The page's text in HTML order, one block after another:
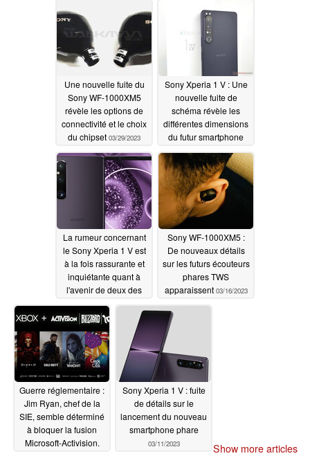
Une nouvelle fuite du
Sony WF-1000XM5
révèle les options de
connectivité et le choix
du chipset 03/29/2023
Sony Xperia 1 V : Une
nouvelle fuite de
schéma révèle les
différentes dimensions
du futur smartphone
03/23/2023
La rumeur concernant
le Sony Xperia 1 V est
à la fois rassurante et
inquiétante quant à
l'avenir de deux des
appréciées de la
gamme Xperia
03/18/2023
Sony WF-1000XM5 :
De nouveaux détails
sur les futurs écouteurs
phares TWS
apparaissent 03/16/2023
Guerre réglementaire :
Jim Ryan, chef de la
SIE, semble déterminé
à bloquer la fusion
Microsoft-Activision.
Sony Xperia 1 V : fuite
de détails sur le
lancement du nouveau
smartphone phare
03/11/2023 Show more articles